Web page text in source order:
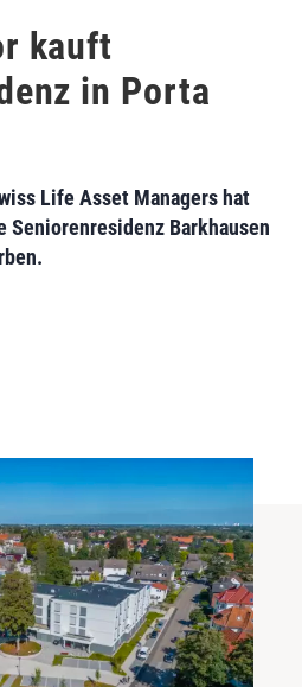
kauft
in Porta
Life Asset Managers hat
Seniorenresidenz Barkhausen